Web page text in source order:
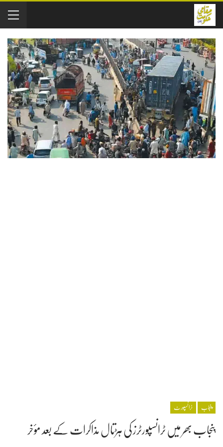
پنجاب ٹرانسپورٹ
پنجاب بھر میں ٹرانسپورٹرز کی ہڑتال مذاکرات کے بعد مؤخر